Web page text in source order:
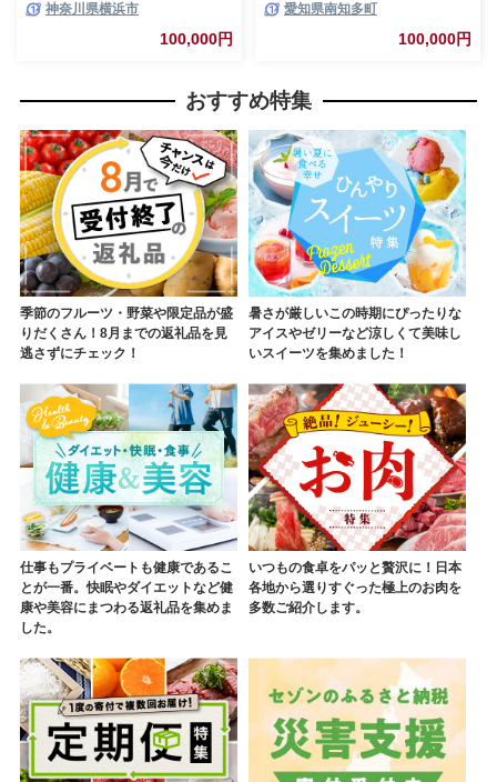
神奈川県横浜市
100,000円
アウトドア 温泉 リフレッシュ
家族 友人 カップル 愛知 南知多
愛知県南知多町
100,000円
おすすめ特集
季節のフルーツ・野菜や限定品が盛
りだくさん！8月までの返礼品を見
逃さずにチェック！
暑さが厳しいこの時期にぴったりな
アイスやゼリーなど涼しくて美味し
いスイーツを集めました！
仕事もプライベートも健康であるこ
とが一番。快眠やダイエットなど健
康や美容にまつわる返礼品を集めま
した。
いつもの食卓をパッと贅沢に！日本
各地から選りすぐった極上のお肉を
多数ご紹介します。